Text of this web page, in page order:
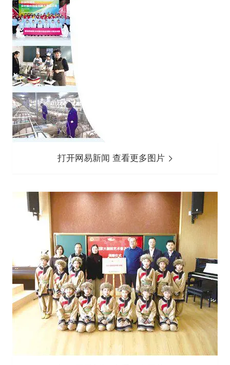
打开网易新闻 查看更多图片